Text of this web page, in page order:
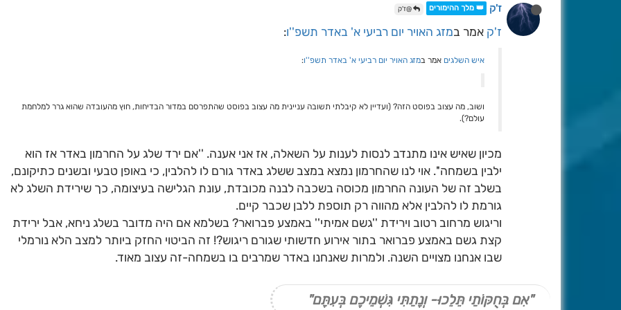
ז'ק 👑 מלך ההימורים @ז'ק
ז'ק אמר במזג האויר יום רביעי א' באדר תשפ''ו:
איש השלגים אמר במזג האויר יום רביעי א' באדר תשפ''ו:
ושוב, מה עצוב בפוסט הזה? (ועדיין לא קיבלתי תשובה עניינית מה עצוב בפוסט שהתפרסם במדור הבדיחות, חוץ מהעובדה שהוא גרר למלחמת
עולם?).
מכיון שאיש אינו מתנדב לנסות לענות על השאלה, אז אני אענה. ''אם ירד שלג על החרמון באדר אז הוא
ילבין בשמחה''. אוי לנו שהחרמון נמצא במצב ששלג באדר גורם לו להלבין, כי באופן טבעי ובשנים כתיקונם,
בשלב זה של העונה החרמון מכוסה בשכבה לבנה מכובדת, עונת הגלישה בעיצומה, כך שירידת השלג לא
גורמת לו להלבין אלא מהווה רק תוספת ללבן שכבר קיים.
וריגוש מרחוב רטוב וירידת ''גשם אמיתי'' באמצע פברואר? בשלמא אם היה מדובר בשלג ניחא, אבל ירידת
קצת גשם באמצע פברואר בתור אירוע חדשותי שגורם ריגוש?! זה הביטוי החזק ביותר למצב הלא נורמלי
שבו אנחנו מצויים השנה. ולמרות שאנחנו באדר שמרבים בו בשמחה-זה עצוב מאוד.
"אִם בְּחֻקּוֹתַי תֵּלֵכוּ- וְנָתַתִּי גִּשְׁמֵיכֶם בְּעִתָּם"